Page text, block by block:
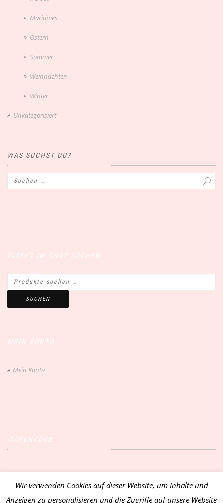
Maritimes
Ostern
Sommer
Weihnachten
Winter
Unkategorisiert
WAS SUCHST DU?
SUCHEN
Mein Konto
Wir verwenden Cookies auf dieser Website, um Inhalte und
Anzeigen zu personalisieren und die Zugriffe auf unsere Website